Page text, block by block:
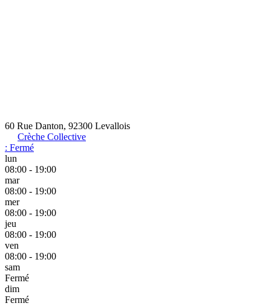
60 Rue Danton, 92300 Levallois
Crèche Collective
: Fermé
lun
08:00 - 19:00
mar
08:00 - 19:00
mer
08:00 - 19:00
jeu
08:00 - 19:00
ven
08:00 - 19:00
sam
Fermé
dim
Fermé